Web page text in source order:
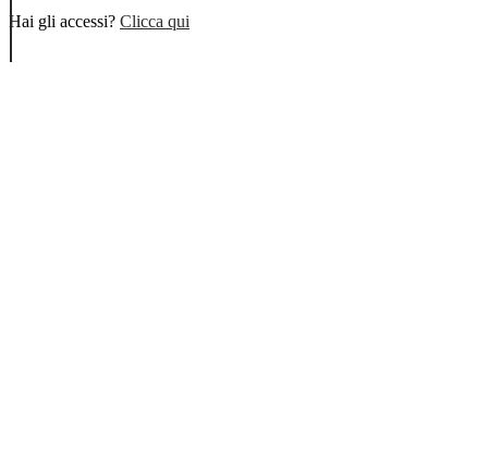
Hai gli accessi? Clicca qui